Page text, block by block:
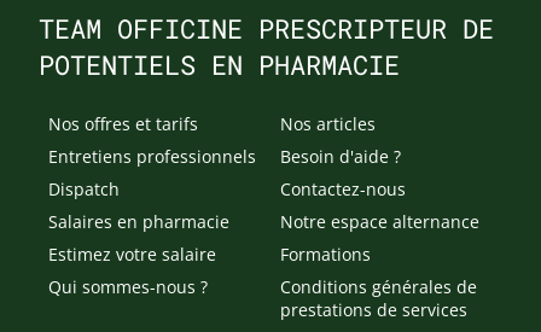
TEAM OFFICINE PRESCRIPTEUR DE
POTENTIELS EN PHARMACIE
Nos offres et tarifs
Entretiens professionnels
Dispatch
Salaires en pharmacie
Estimez votre salaire
Qui sommes-nous ?
Nos articles
Besoin d'aide ?
Contactez-nous
Notre espace alternance
Formations
Conditions générales de
prestations de services